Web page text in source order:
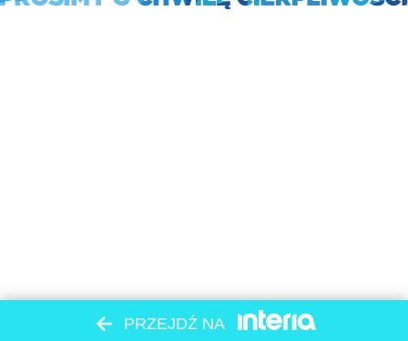
PRZEJDŹ NA